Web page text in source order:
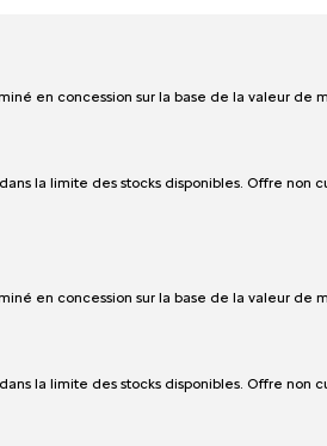
en concession sur la base de la valeur
la limite des stocks disponibles. Offre
en concession sur la base de la valeur
la limite des stocks disponibles. Offre